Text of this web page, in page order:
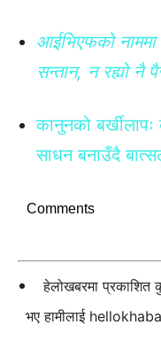
आईभिएफको
सन्तान, न रह्यो नै
कानुनको बर्खीलापः
साधन बनाउँदै
Comments
हेलोखबरमा प्रकाशित
भए हामीलाई